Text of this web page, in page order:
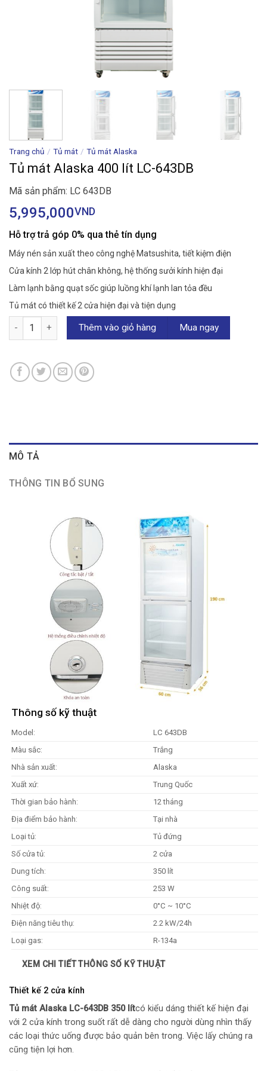
Trang chủ / Tủ mát / Tủ mát Alaska
Tủ mát Alaska 400 lít LC-643DB
Mã sản phẩm: LC 643DB
5,995,000VND
Hỗ trợ trả góp 0% qua thẻ tín dụng
Máy nén sản xuất theo công nghệ Matsushita, tiết kiệm điện
Cửa kính 2 lớp hút chân không, hệ thống sưởi kính hiện đại
Làm lạnh bằng quạt sốc giúp luồng khí lạnh lan tỏa đều
Tủ mát có thiết kế 2 cửa hiện đại và tiện dụng
Tủ mát Alaska 400 lít LC-643DB số lượng
Thêm vào giỏ hàng Mua ngay
MÔ TẢ
THÔNG TIN BỔ SUNG
Thông số kỹ thuật
Model:
LC 643DB
Màu sắc:
Trắng
Nhà sản xuất:
Alaska
Xuất xứ:
Trung Quốc
Thời gian bảo hành:
12 tháng
Địa điểm bảo hành:
Tại nhà
Loại tủ:
Tủ đứng
Số cửa tủ:
2 cửa
Dung tích:
350 lít
Công suất:
253 W
Nhiệt độ:
0°C ~ 10°C
Điện năng tiêu thụ:
2.2 kW/24h
Loại gas:
R-134a
Tiết kiệm điện:
Có
Dàn lạnh:
Kích thước thùng:
670x630x1950 mm
Khối lượng thùng (kg):
72 kg
XEM CHI TIẾT THÔNG SỐ KỸ THUẬT
Thiết kế 2 cửa kính
Tủ mát Alaska LC-643DB 350 lítcó kiểu dáng thiết kế hiện đại
với 2 cửa kính trong suốt rất dễ dàng cho người dùng nhìn thấy
các loại thức uống được bảo quản bên trong. Việc lấy chúng ra
cũng tiện lợi hơn.